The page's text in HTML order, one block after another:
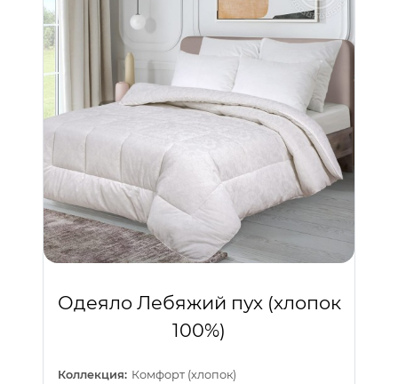
Одеяло Лебяжий пух (хлопок
100%)
Коллекция: Комфорт (хлопок)